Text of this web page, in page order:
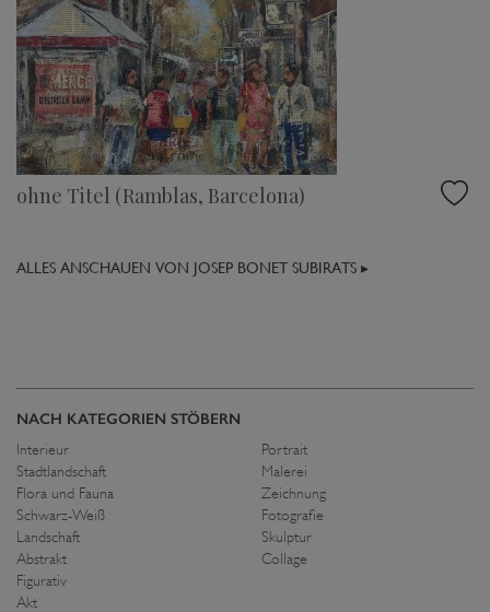
ohne Titel (Ramblas, Barcelona)
ALLES ANSCHAUEN VON JOSEP BONET SUBIRATS ▸
NACH KATEGORIEN STÖBERN
Interieur
Stadtlandschaft
Flora und Fauna
Schwarz-Weiß
Landschaft
Abstrakt
Figurativ
Akt
Portrait
Malerei
Zeichnung
Fotografie
Skulptur
Collage